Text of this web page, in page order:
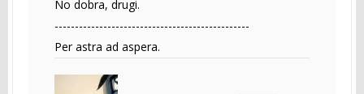
No dobra, drugi.
------------------------------------------------
Per astra ad aspera.